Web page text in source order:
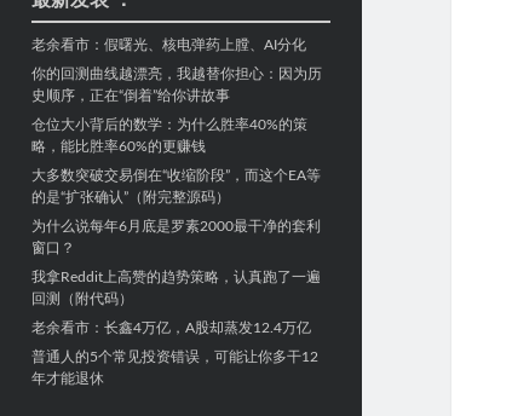
老余看市：假曙光、核电弹药上膛、AI分化
你的回测曲线越漂亮，我越替你担心：因为历
史顺序，正在“倒着”给你讲故事
仓位大小背后的数学：为什么胜率40%的策
略，能比胜率60%的更赚钱
大多数突破交易倒在“收缩阶段”，而这个EA等
的是“扩张确认”（附完整源码）
为什么说每年6月底是罗素2000最干净的套利
窗口？
我拿Reddit上高赞的趋势策略，认真跑了一遍
回测（附代码）
老余看市：长鑫4万亿，A股却蒸发12.4万亿
普通人的5个常见投资错误，可能让你多干12
年才能退休